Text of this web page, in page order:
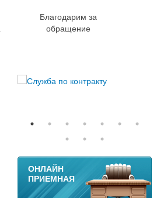
Благодарим за
обращение
11
ОНЛАЙН
ПРИЕМНАЯ